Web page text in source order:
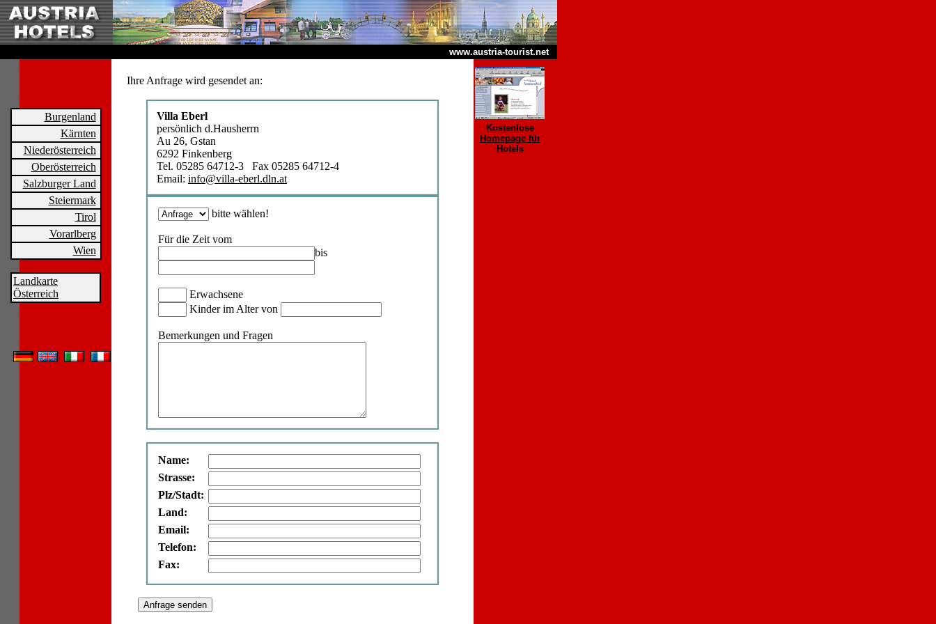
www.austria-tourist.net
Burgenland
Kärnten
Niederösterreich
Oberösterreich
Salzburger Land
Steiermark
Tirol
Vorarlberg
Wien
Landkarte
Österreich
Ihre Anfrage wird gesendet an:
Villa Eberl
persönlich d.Hausherrn
Au 26, Gstan
6292 Finkenberg
Tel. 05285 64712-3 Fax 05285 64712-4
Email: info@villa-eberl.dln.at
bitte wählen!
Für die Zeit vom
bis
Erwachsene
Kinder im Alter von
Bemerkungen und Fragen
Name:
Strasse:
Plz/Stadt:
Land:
Email:
Telefon:
Fax:
Kostenlose
Homepage für
Hotels